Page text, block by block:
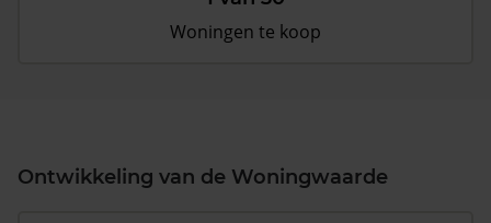
Woningen te koop
Ontwikkeling van de Woningwaarde